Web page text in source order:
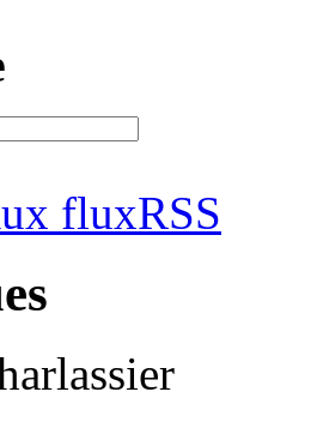
fluxRSS